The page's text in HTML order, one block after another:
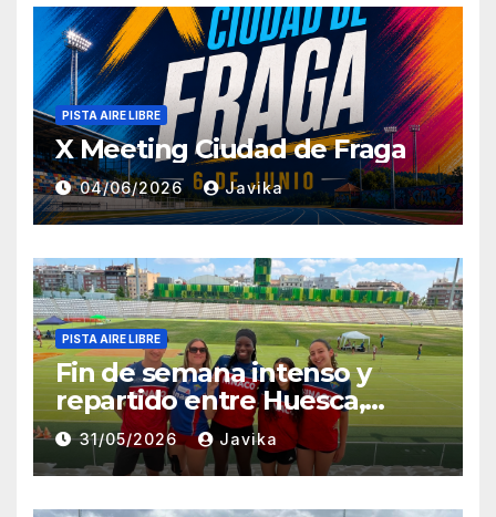
PISTA AIRE LIBRE
X Meeting Ciudad de Fraga
04/06/2026 Javika
PISTA AIRE LIBRE
Fin de semana intenso y
repartido entre Huesca,
Zaragoza y Madrid para el
Club Atletismo Fraga
31/05/2026 Javika